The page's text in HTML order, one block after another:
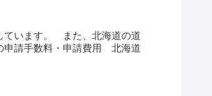
ています。 また、北海道の道
申請手数料・申請費用 北海道